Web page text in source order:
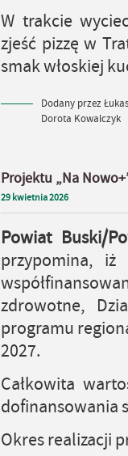
W trakcie
zjeść pizzę w
smak włoskiej
Dodany przez
Dorota Kowalczyk
Projektu „Na
29 kwietnia2026
Powiat Buski/
przypomina,
zdrowotne,
programu
2027.
Całkowita
dofinansowania
Okres realizacji